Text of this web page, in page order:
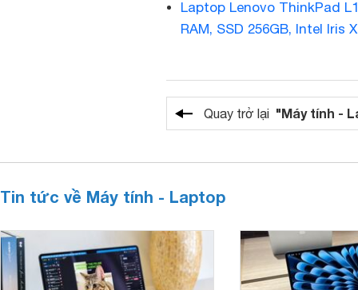
Laptop Lenovo ThinkPad
RAM, SSD 256GB, Intel Iris
Quay trở lại "Máy tính -
Tin tức về Máy tính - Laptop